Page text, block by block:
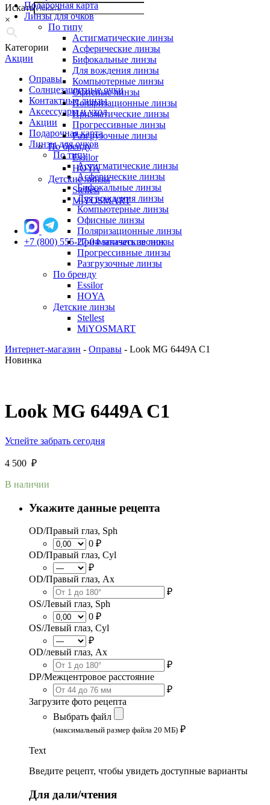
Искать
×
Категории
Акции
Оправы
Солнцезащитные очки
Контактные линзы
Аксессуары и уход
Акции
Подарочная карта
Линзы для очков
По типу
Астигматические линзы
Асферические линзы
Бифокальные линзы
Для вождения линзы
Компьютерные линзы
Офисные линзы
Поляризационные линзы
Призматические линзы
Прогрессивные линзы
Разгрузочные линзы
По бренду
Essilor
HOYA
Детские линзы
Stellest
MiYOSMART
Подарочная карта
Линзы для очков
По типу
Астигматические линзы
Асферические линзы
Бифокальные линзы
Для вождения линзы
Компьютерные линзы
Офисные линзы
Поляризационные линзы
Призматические линзы
Прогрессивные линзы
Разгрузочные линзы
По бренду
Essilor
HOYA
Детские линзы
Stellest
MiYOSMART
+7 (800) 555-27-04 заказать звонок
Интернет-магазин - Оправы - Look MG 6449A C1
Новинка
Look MG 6449A C1
Успейте забрать сегодня
4 500 ₽
В наличии
Укажите данные рецепта
OD/Правый глаз, Sph
0 ₽
OD/Правый глаз, Cyl
₽
OD/Правый глаз, Ax
₽
OS/Левый глаз, Sph
0 ₽
OS/Левый глаз, Cyl
₽
OD/левый глаз, Ax
₽
DP/Межцентровое расстояние
₽
Загрузите фото рецепта
Выбрать файл
(максимальный размер файла 20 МБ) ₽
Text
Введите рецепт, чтобы увидеть доступные варианты
Для дали/чтения